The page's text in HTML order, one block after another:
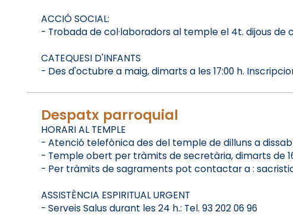
ACCIÓ SOCIAL:
- Trobada de col·laboradors al temple el 4t. dijous de
CATEQUESI D'INFANTS
- Des d'octubre a maig, dimarts a les 17:00 h.
Despatx parroquial
HORARI AL TEMPLE
- Atenció telefònica des del temple de dilluns a dissabte
- Temple obert per tràmits de secretària, dimarts de
- Per tràmits de sagraments pot contactar a :
ASSISTÈNCIA ESPIRITUAL URGENT
- Serveis Salus durant les 24 h.: Tel. 93 202 06 96